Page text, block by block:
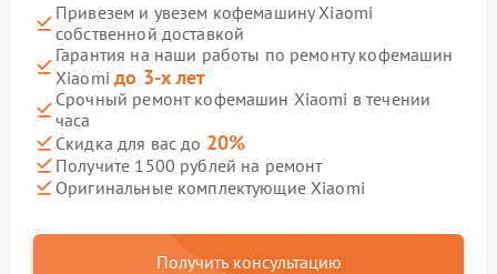
Привезем и увезем кофемашину Xiaomi
собственной доставкой
Гарантия на наши работы по ремонту кофемашин
Xiaomiдо 3-х лет
Срочный ремонт кофемашин Xiaomi в течении
часа
Скидка для вас до 20%
Получите 1500 рублей на ремонт
Оригинальные комплектующие Xiaomi
Получить консультацию